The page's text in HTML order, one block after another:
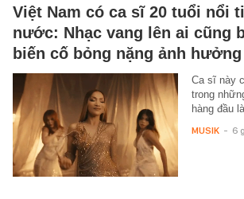
Việt Nam có ca sĩ 20 tuổi nổi
nước: Nhạc vang lên ai cũng
biến cố bỏng nặng ảnh
Ca sĩ này
trong
hàng đầu
MUSIK - 6